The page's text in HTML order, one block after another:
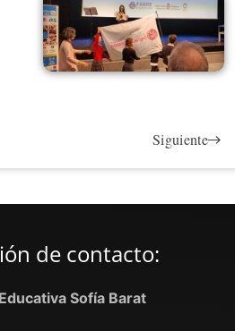
Siguiente
de contacto:
Sofía Barat